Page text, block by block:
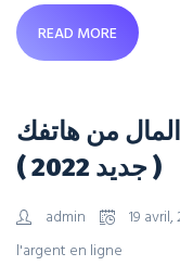
READ MORE
من هاتفك
( جديد 2022 )
admin 19 avril,
l'argent en ligne